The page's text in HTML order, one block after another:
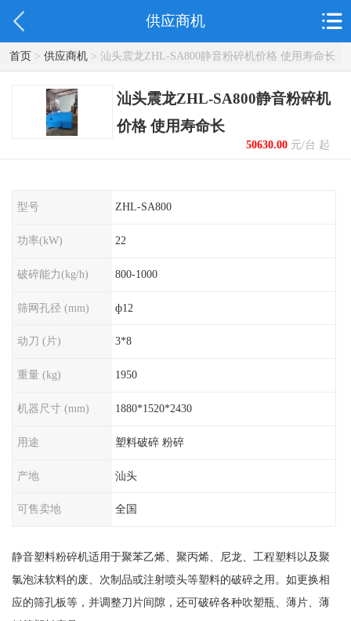
供应商机
首页> 供应商机> 汕头震龙ZHL-SA800静音粉碎机价格 使用寿命长
汕头震龙ZHL-SA800静音粉碎机
价格 使用寿命长
50630.00元/台 起
型号 ZHL-SA800
功率(kW) 22
破碎能力(kg/h) 800-1000
筛网孔径 (mm) ф12
动刀 (片) 3*8
重量 (kg) 1950
机器尺寸 (mm) 1880*1520*2430
用途 塑料破碎 粉碎
产地 汕头
可售卖地 全国
静音塑料粉碎机适用于聚苯乙烯、聚丙烯、尼龙、工程塑料以及聚
氯泡沫软料的废、次制品或注射喷头等塑料的破碎之用。如更换相
应的筛孔板等，并调整刀片间隙，还可破碎各种吹塑瓶、薄片、薄